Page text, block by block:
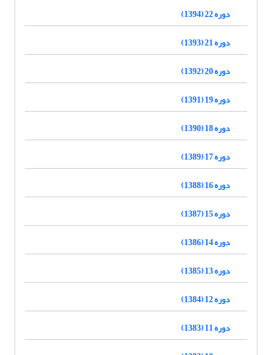
دوره 22 (1394)
دوره 21 (1393)
دوره 20 (1392)
دوره 19 (1391)
دوره 18 (1390)
دوره 17 (1389)
دوره 16 (1388)
دوره 15 (1387)
دوره 14 (1386)
دوره 13 (1385)
دوره 12 (1384)
دوره 11 (1383)